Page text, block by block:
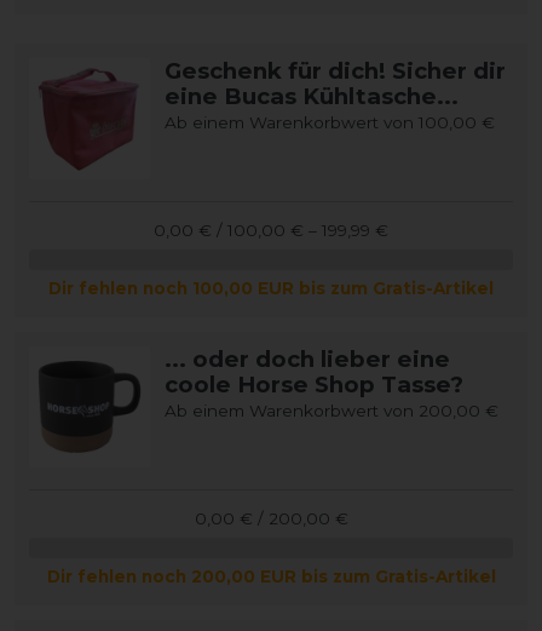
Geschenk für dich! Sicher dir
eine Bucas Kühltasche...
Ab einem Warenkorbwert von 100,00 €
0,00 € / 100,00 € – 199,99 €
Dir fehlen noch 100,00 EUR bis zum Gratis-Artikel
... oder doch lieber eine
coole Horse Shop Tasse?
Ab einem Warenkorbwert von 200,00 €
0,00 € / 200,00 €
Dir fehlen noch 200,00 EUR bis zum Gratis-Artikel